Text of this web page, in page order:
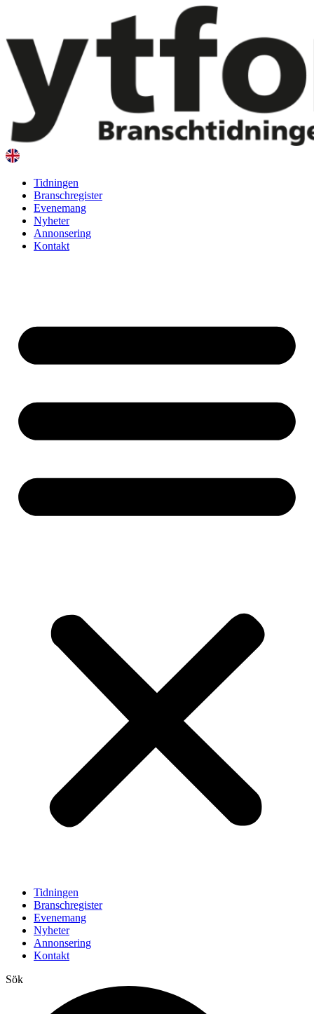
innehåll
Tidningen
Branschregister
Evenemang
Nyheter
Annonsering
Kontakt
Tidningen
Branschregister
Evenemang
Nyheter
Annonsering
Kontakt
Sök